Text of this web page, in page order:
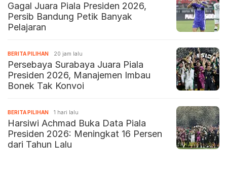
Gagal Juara Piala Presiden 2026,
Persib Bandung Petik Banyak
Pelajaran
BERITA PILIHAN 20 jam lalu
Persebaya Surabaya Juara Piala
Presiden 2026, Manajemen Imbau
Bonek Tak Konvoi
BERITA PILIHAN 1 hari lalu
Harsiwi Achmad Buka Data Piala
Presiden 2026: Meningkat 16 Persen
dari Tahun Lalu